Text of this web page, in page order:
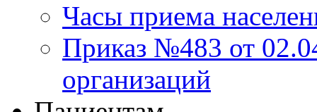
Часы приема
Приказ №483 от
организаций